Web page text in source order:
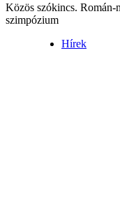
Közös szókincs.
szimpózium
Hírek